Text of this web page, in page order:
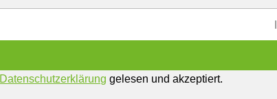
Datenschutzerklärung gelesen und akzeptiert.